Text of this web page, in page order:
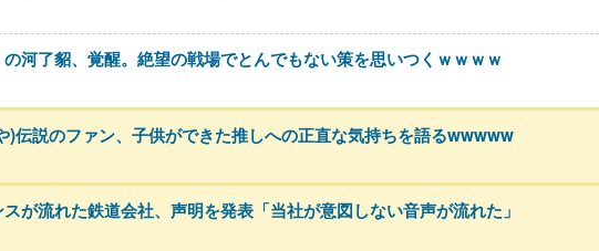
の河了貂、覚醒。絶望の戦場でとんでもない策を思いつくｗｗｗｗ
)伝説のファン、子供ができた推しへの正直な気持ちを語るwwwww
スが流れた鉄道会社、声明を発表「当社が意図しない音声が流れた」